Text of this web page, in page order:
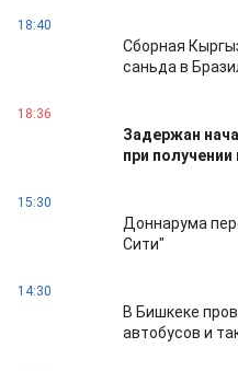
18:40
Сборная
саньда в
18:36
Задержан
при
15:30
Доннарума
Сити"
14:30
В Бишкеке
автобусов и